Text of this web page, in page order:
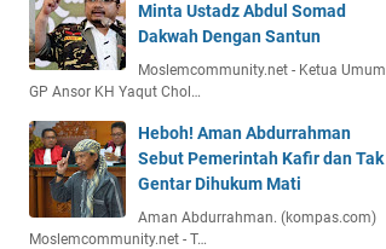
Minta Ustadz Abdul Somad
Dakwah Dengan Santun
Moslemcommunity.net - Ketua Umum
GP Ansor KH Yaqut Chol…
Heboh! Aman Abdurrahman
Sebut Pemerintah Kafir dan Tak
Gentar Dihukum Mati
Aman Abdurrahman. (kompas.com)
Moslemcommunity.net - T…